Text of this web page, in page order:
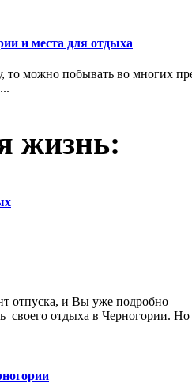
и места для отдыха
то можно побывать во многих
жизнь:
отпуска, и Вы уже подробно
отдыха в Черногории. Но